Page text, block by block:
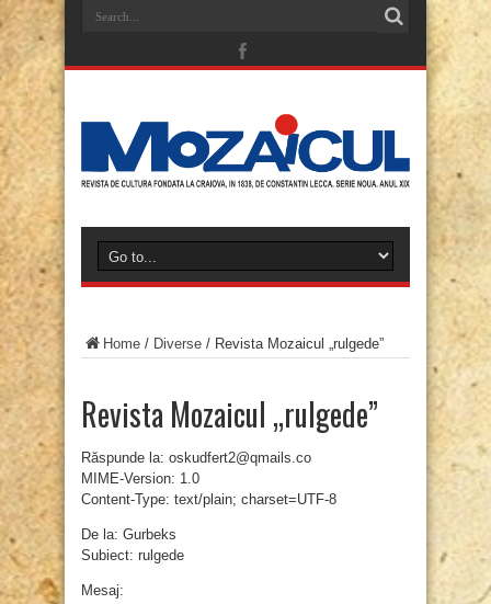
Home / Diverse / Revista Mozaicul „rulgede”
Revista Mozaicul „rulgede”
Răspunde la: oskudfert2@qmails.co
MIME-Version: 1.0
Content-Type: text/plain; charset=UTF-8
De la: Gurbeks
Subiect: rulgede
Mesaj: